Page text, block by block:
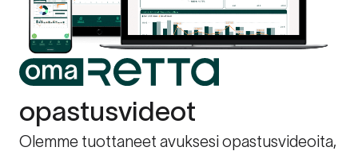
opastusvideot
Olemme tuottaneet avuksesi opastusvideoita,